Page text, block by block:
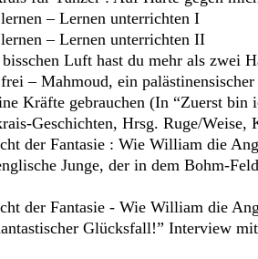
– Lernen unterrichten I
– Lernen unterrichten II
Luft hast du mehr als zwei
– Mahmoud, ein
Kräfte gebrauchen (In “Zuerst bin
Geschichten, Hrsg. Ruge/Weise,
der Fantasie : Wie William die
Junge, der in dem Bohm-
der Fantasie - Wie William die
Glücksfall!” Interview